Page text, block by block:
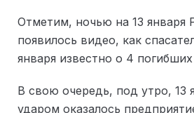
Отметим, ночью на 13 января
появилось видео, как
января известно о 4
В свою очередь, под утро, 13
ударом оказалось